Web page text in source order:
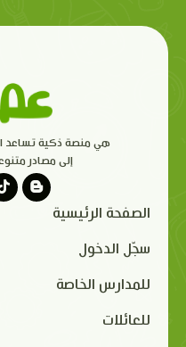
هي منصة ذكية تساعد
إلى مصادر
الصفحة الرئيسية
سجّل الدخول
للمدارس الخاصة
للعائلات